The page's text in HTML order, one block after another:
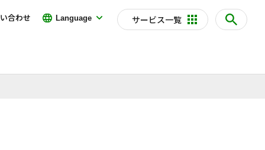
サービス一覧
Language
合わせ